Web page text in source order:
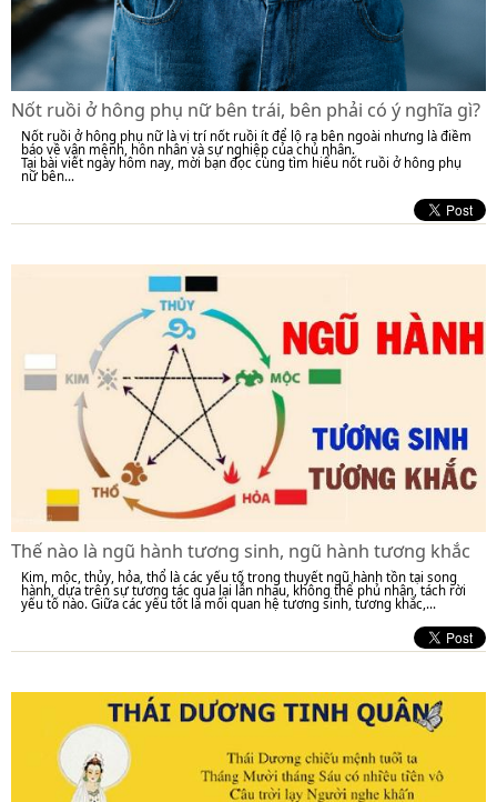
Nốt ruồi ở hông phụ nữ bên trái, bên phải có ý nghĩa gì?
Nốt ruồi ở hông phụ nữ là vị trí nốt ruồi ít để lộ ra bên ngoài nhưng là điềm
báo về vận mệnh, hôn nhân và sự nghiệp của chủ nhân.
Tại bài viết ngày hôm nay, mời bạn đọc cùng tìm hiểu nốt ruồi ở hông phụ
nữ bên...
Thế nào là ngũ hành tương sinh, ngũ hành tương khắc
Kim, mộc, thủy, hỏa, thổ là các yếu tố trong thuyết ngũ hành tồn tại song
hành, dựa trên sự tương tác qua lại lẫn nhau, không thể phủ nhận, tách rời
yếu tố nào. Giữa các yếu tốt là mối quan hệ tương sinh, tương khắc,...